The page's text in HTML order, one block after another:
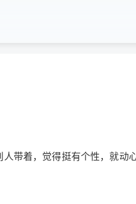
带着，觉得挺有个性，就动